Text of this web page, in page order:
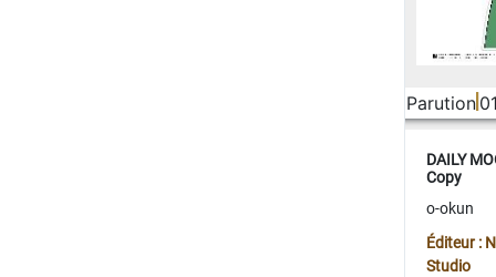
Parution
DAILY
Copy
o-okun
Éditeur :
Studio